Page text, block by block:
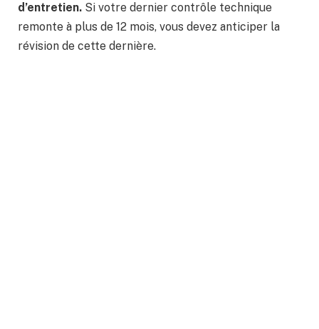
d’entretien. Si votre dernier contrôle technique
remonte à plus de 12 mois, vous devez anticiper la
révision de cette dernière.